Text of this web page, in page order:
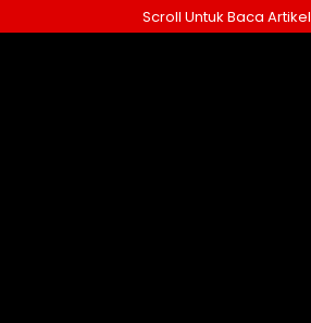
ke
Scroll Untuk Baca Artikel